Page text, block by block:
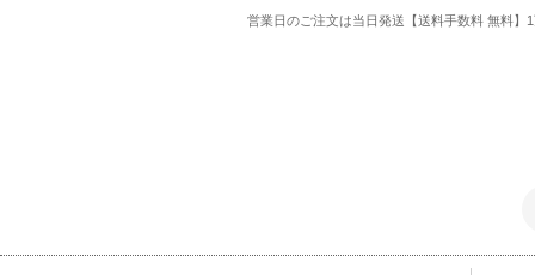
営業日のご注文は当日発送【送料手数料 無料